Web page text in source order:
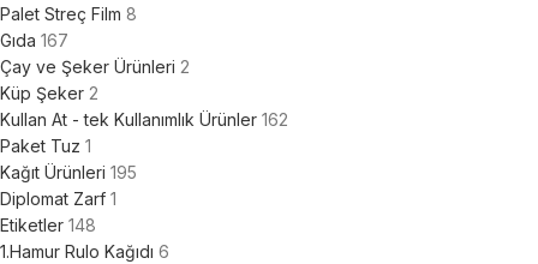
Palet Streç Film 8
Gıda 167
Çay ve Şeker Ürünleri 2
Küp Şeker 2
Kullan At - tek Kullanımlık Ürünler 162
Paket Tuz 1
Kağıt Ürünleri 195
Diplomat Zarf 1
Etiketler 148
1.Hamur Rulo Kağıdı 6